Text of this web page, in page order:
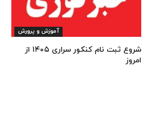
آموزش و پرورش
شروع ثبت نام کنکور سراری ۱۴۰۵ از
امروز